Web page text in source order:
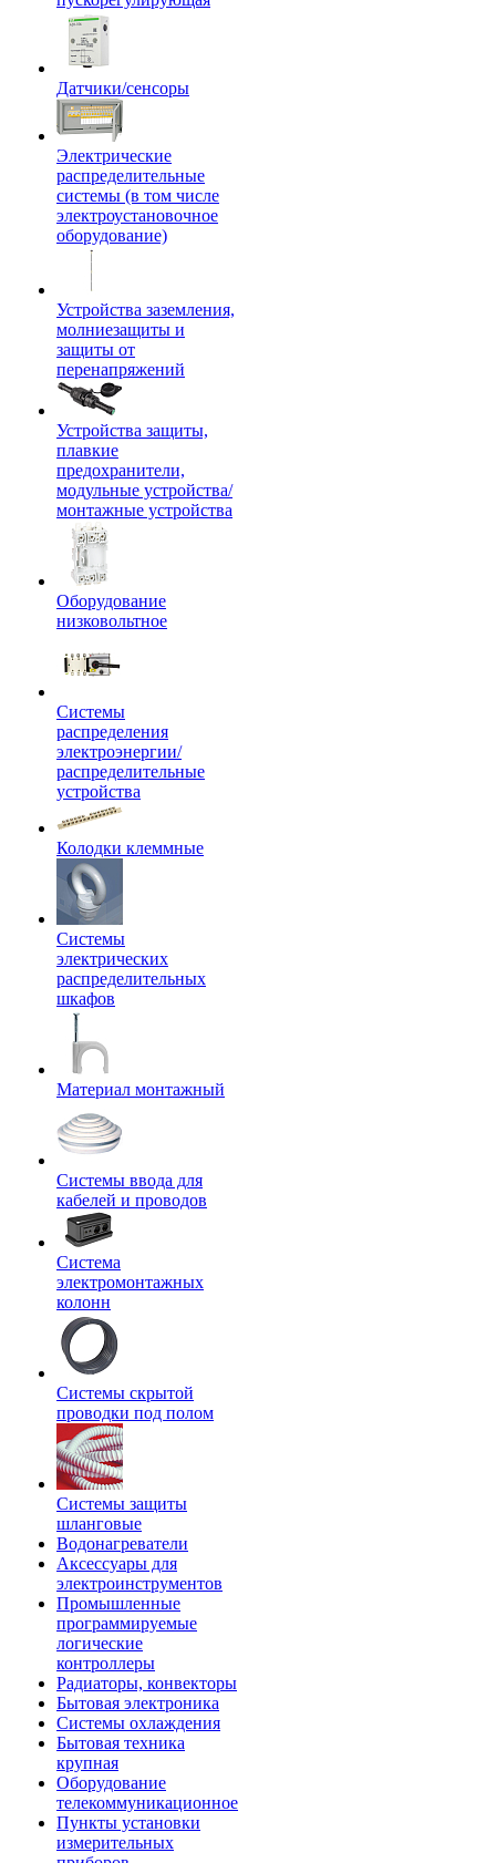
Датчики/сенсоры
Электрические
распределительные
системы (в том числе
электроустановочное
оборудование)
Устройства заземления,
молниезащиты и
защиты от
перенапряжений
Устройства защиты,
плавкие
предохранители,
модульные устройства/
монтажные устройства
Оборудование
низковольтное
Системы
распределения
электроэнергии/
распределительные
устройства
Колодки клеммные
Системы
электрических
распределительных
шкафов
Материал монтажный
Системы ввода для
кабелей и проводов
Система
электромонтажных
колонн
Системы скрытой
проводки под полом
Системы защиты
шланговые
Водонагреватели
Аксессуары для
электроинструментов
Промышленные
программируемые
логические
контроллеры
Радиаторы, конвекторы
Бытовая электроника
Системы охлаждения
Бытовая техника
крупная
Оборудование
телекоммуникационное
Пункты установки
измерительных